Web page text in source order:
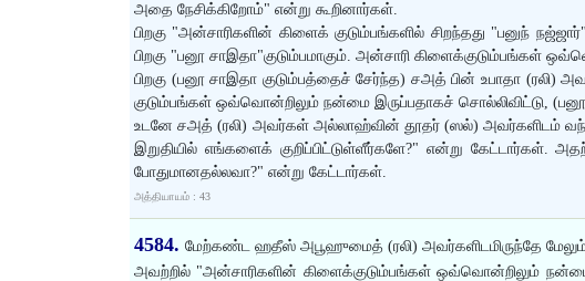
அதை நேசிக்கிறோம்" என்று கூறினார்கள்.
பிறகு "அன்சாரிகளின் கிளைக் குடும்பங்களில் சிறந்தது "பனுந்
பிறகு "பனூ சாஇதா"குடும்பமாகும். அன்சாரி
பிறகு (பனூ சாஇதா குடும்பத்தைச் சேர்ந்த) சஅத் பின் உபாதா
குடும்பங்கள் ஒவ்வொன்றிலும் நன்மை இருப்பதாகச் சொல்லிவிட்டு,
உடனே சஅத் (ரலி) அவர்கள் அல்லாஹ்வின் தூதர் (ஸல்) அவர்களிடம்
இறுதியில் எங்களைக் குறிப்பிட்டுள்ளீர்களே?" என்று கேட்டார்கள்.
போதுமானதல்லவா?" என்று கேட்டார்கள்.
அத்தியாயம் : 43
4584. மேற்கண்ட ஹதீஸ் அபூஹுமைத் (ரலி) அவர்களிடமிருந்தே
அவற்றில் "அன்சாரிகளின் கிளைக்குடும்பங்கள் ஒவ்வொன்றிலும்